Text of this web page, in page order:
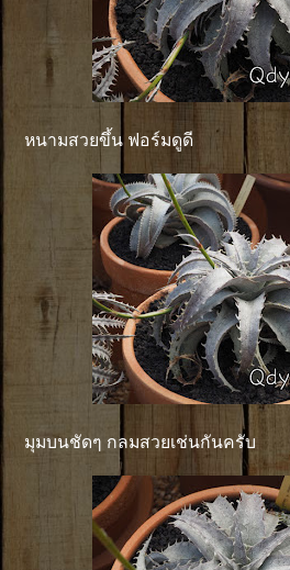
หนามสวยขึ้น ฟอร์มดูดี
มุมบนชัดๆ กลมสวยเช่นกันครับ